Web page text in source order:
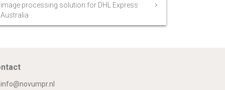
image processing solution for DHL Express
Australia
info@novumpr.nl